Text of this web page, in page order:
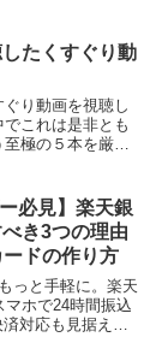
の記事では、
限の背景と、JCB
をわかりやすく
どこかのメーカー
ますので嬉しい
CREAMのくすぐ
いきたいと思い
が様々なので参
すでは、いきま
たくすぐり動
り動画を視聴し
これは是非とも
極の５本を厳選
必見】楽天銀
き3つの理由
ドの作り方
っと手軽に。楽天
ホで24時間振込
対応も見据えて